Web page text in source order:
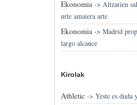
Ekonomia-> Altzarien
urte amaiera arte
Ekonomia-> Madrid
largo alcance
Kirolak
Athletic -> Yeste es duda